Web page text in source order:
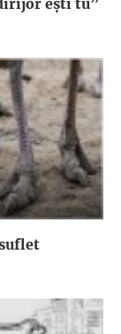
ești tu”